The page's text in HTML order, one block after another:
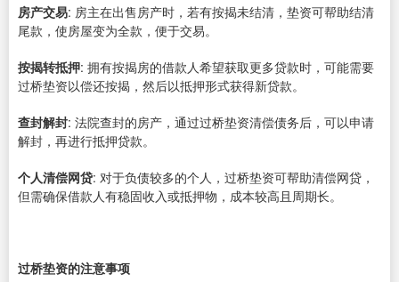
房产交易: 房主在出售房产时，若有按揭未结清，垫资可帮助结清
尾款，使房屋变为全款，便于交易。
按揭转抵押: 拥有按揭房的借款人希望获取更多贷款时，可能需要
过桥垫资以偿还按揭，然后以抵押形式获得新贷款。
查封解封: 法院查封的房产，通过过桥垫资清偿债务后，可以申请
解封，再进行抵押贷款。
个人清偿网贷: 对于负债较多的个人，过桥垫资可帮助清偿网贷，
但需确保借款人有稳固收入或抵押物，成本较高且周期长。
过桥垫资的注意事项